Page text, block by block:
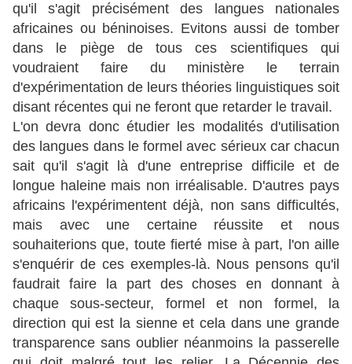
qu'il s'agit précisément des langues nationales
africaines ou béninoises. Evitons aussi de tomber
dans le piège de tous ces scientifiques qui
voudraient faire du ministère le terrain
d'expérimentation de leurs théories linguistiques soit
disant récentes qui ne feront que retarder le travail.
L'on devra donc étudier les modalités d'utilisation
des langues dans le formel avec sérieux car chacun
sait qu'il s'agit là d'une entreprise difficile et de
longue haleine mais non irréalisable. D'autres pays
africains l'expérimentent déjà, non sans difficultés,
mais avec une certaine réussite et nous
souhaiterions que, toute fierté mise à part, l'on aille
s'enquérir de ces exemples-là. Nous pensons qu'il
faudrait faire la part des choses en donnant à
chaque sous-secteur, formel et non formel, la
direction qui est la sienne et cela dans une grande
transparence sans oublier néanmoins la passerelle